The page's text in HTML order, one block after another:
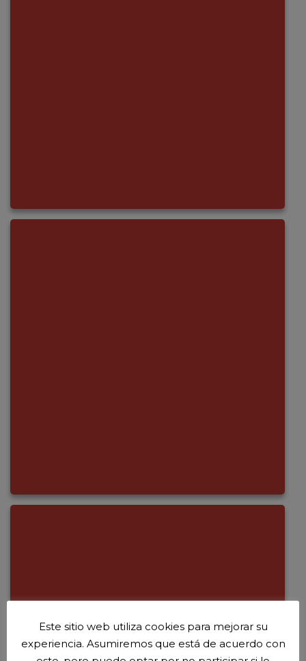
Este sitio web utiliza cookies para mejorar su
experiencia. Asumiremos que está de acuerdo con